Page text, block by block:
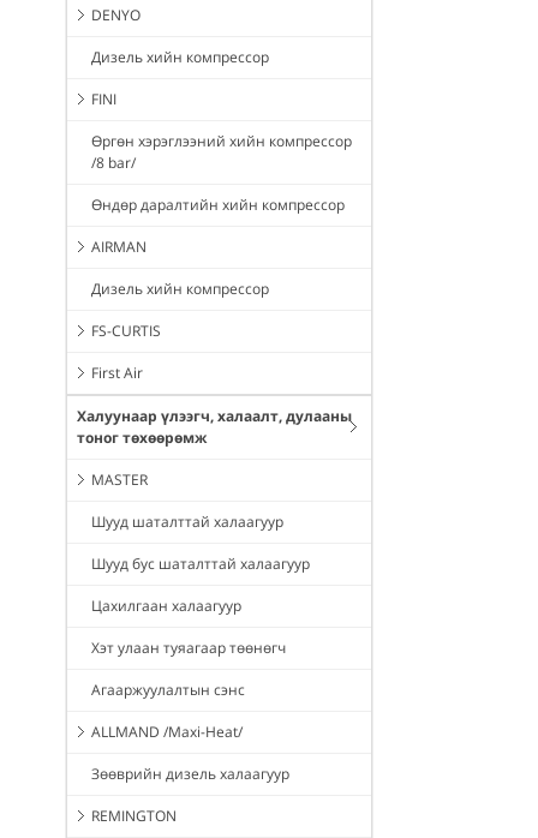
DENYO
Дизель хийн компрессор
FINI
Өргөн хэрэглээний хийн компрессор
/8 bar/
Өндөр даралтийн хийн компрессор
AIRMAN
Дизель хийн компрессор
FS-CURTIS
First Air
Халуунаар үлээгч, халаалт, дулааны
тоног төхөөрөмж
MASTER
Шууд шаталттай халаагуур
Шууд бус шаталттай халаагуур
Цахилгаан халаагуур
Хэт улаан туяагаар төөнөгч
Агааржуулалтын сэнс
ALLMAND /Maxi-Heat/
Зөөврийн дизель халаагуур
REMINGTON